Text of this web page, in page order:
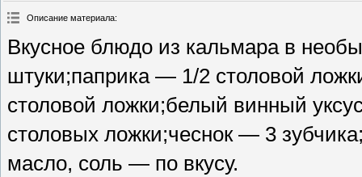
Описание материала:
Вкусное блюдо из кальмара в
штуки;паприка — 1/2 столовой
столовой ложки;белый винный
столовых ложки;чеснок — 3
масло, соль — по вкусу.